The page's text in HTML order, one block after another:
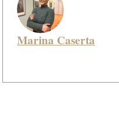
Marina Caserta